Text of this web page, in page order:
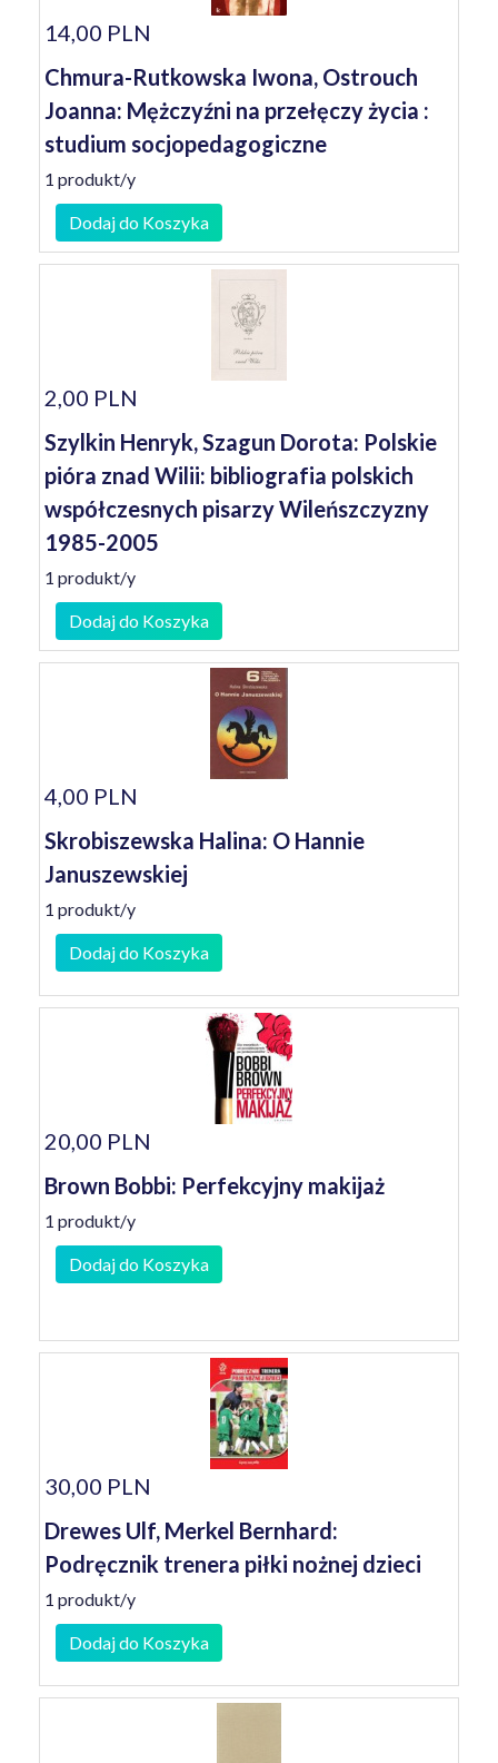
14,00 PLN
Chmura-Rutkowska Iwona, Ostrouch
Joanna: Mężczyźni na przełęczy życia :
studium socjopedagogiczne
1 produkt/y
Dodaj do Koszyka
2,00 PLN
Szylkin Henryk, Szagun Dorota: Polskie
pióra znad Wilii: bibliografia polskich
współczesnych pisarzy Wileńszczyzny
1985-2005
1 produkt/y
Dodaj do Koszyka
4,00 PLN
Skrobiszewska Halina: O Hannie
Januszewskiej
1 produkt/y
Dodaj do Koszyka
20,00 PLN
Brown Bobbi: Perfekcyjny makijaż
1 produkt/y
Dodaj do Koszyka
30,00 PLN
Drewes Ulf, Merkel Bernhard:
Podręcznik trenera piłki nożnej dzieci
1 produkt/y
Dodaj do Koszyka